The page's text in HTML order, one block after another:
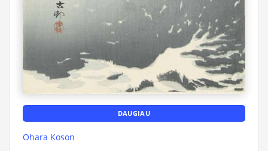
DAUGIAU
Ohara Koson